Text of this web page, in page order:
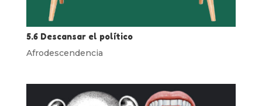
5.6 Descansar el político
Afrodescendencia